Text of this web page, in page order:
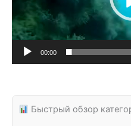
00:00
Быстрый обзор